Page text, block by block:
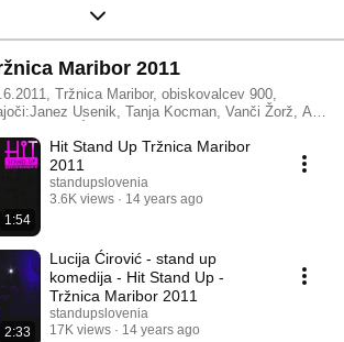
Maribor 2011
Tržnica Maribor, obiskovalcev 900,
Usenik, Tanja Kocman, Vanči Žorž, Ana
kot povezovalka programa.
1:54
Hit Stand Up Tržnica Maribor
2011
standupslovenia
3.6K views
14 years ago
2:33
Lucija Ćirović - stand up
komedija - Hit Stand Up -
Tržnica Maribor 2011
standupslovenia
17K views
14 years ago